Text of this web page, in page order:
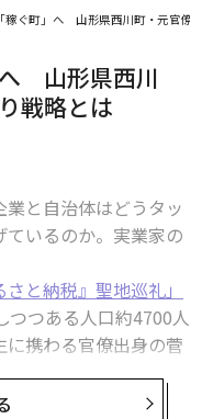
稼ぐ町」へ 山形県西川町・元官僚町
山形県西川
戦略とは
と自治体はどうタッ
いるのか。実業家の
と納税』聖地巡礼」
つつある人口約4700人
携わる官僚出身の菅
年度の企業版ふるさ
倍まで伸ばした。